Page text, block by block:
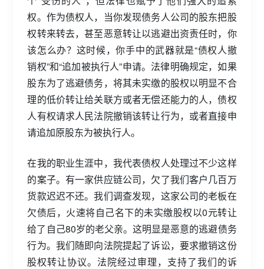
权。作为债权人，当你发现债务人公司的股东把股
权转来转去，甚至恶意转让以逃避出资责任时，你
该怎么办？这时候，你手中的武器就是“债权人撤
销权”和“追加被执行人”申请。法律明确规定，如果
股东为了逃避债务，将其未实缴的股权以明显不合
理的低价转让给关联方或者无偿还能力的人，债权
人有权请求人民法院撤销该转让行为，或者直接申
请追加原股东为被执行人。
在我的职业生涯中，我代表债权人处理过不少这样
的案子。有一家供应链公司，欠了我们客户几百万
货款迟迟不还。我们调查发现，这家公司的老板在
欠债后，火速将自己名下的未实缴股权以0元转让
给了自己80岁的老父亲。这明显是恶意的逃避债务
行为。我们随即向法院提起了诉讼，要求撤销这份
股权转让协议。法院经过审理，支持了我们的诉